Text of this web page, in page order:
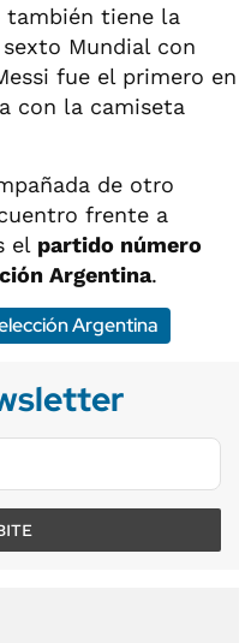
también tiene la
Mundial con
fue el primero en
con la camiseta
de otro
frente a
el partido número
Argentina.
Argentina